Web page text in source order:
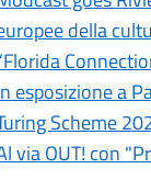
della
esposizione a
Scheme
via OUT! con